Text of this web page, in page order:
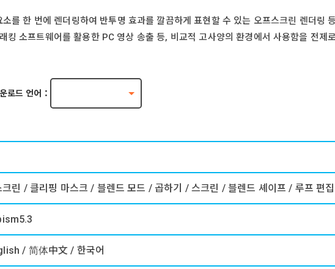
를 한 번에 렌더링하여 반투명 효과를 깔끔하게 표현할 수 있는 오프스크린 렌더링
소프트웨어를 활용한 PC 영상 송출 등, 비교적 고사양의 환경에서 사용함을 전제
로드 언어：
린 / 클리핑 마스크 / 블렌드 모드 / 곱하기 / 스크린 / 블렌드 셰이프 / 루프 편
/ 简体中文 / 한국어